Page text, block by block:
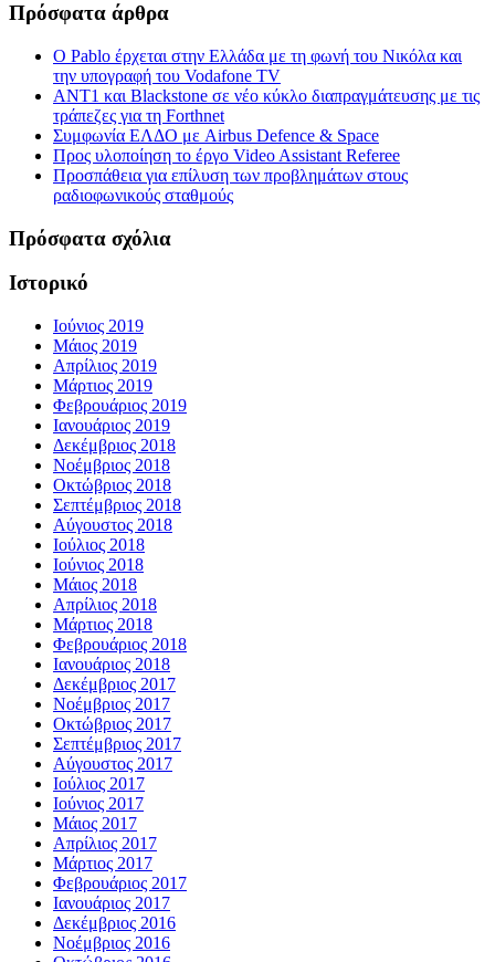
Πρόσφατα άρθρα
Ο Pablo έρχεται στην Ελλάδα με τη φωνή του Νικόλα και
την υπογραφή του Vodafone TV
ΑΝΤ1 και Blackstone σε νέο κύκλο διαπραγμάτευσης με τις
τράπεζες για τη Forthnet
Συμφωνία ΕΛΔΟ με Airbus Defence & Space
Προς υλοποίηση το έργο Video Assistant Referee
Προσπάθεια για επίλυση των προβλημάτων στους
ραδιοφωνικούς σταθμούς
Πρόσφατα σχόλια
Ιστορικό
Ιούνιος 2019
Μάιος 2019
Απρίλιος 2019
Μάρτιος 2019
Φεβρουάριος 2019
Ιανουάριος 2019
Δεκέμβριος 2018
Νοέμβριος 2018
Οκτώβριος 2018
Σεπτέμβριος 2018
Αύγουστος 2018
Ιούλιος 2018
Ιούνιος 2018
Μάιος 2018
Απρίλιος 2018
Μάρτιος 2018
Φεβρουάριος 2018
Ιανουάριος 2018
Δεκέμβριος 2017
Νοέμβριος 2017
Οκτώβριος 2017
Σεπτέμβριος 2017
Αύγουστος 2017
Ιούλιος 2017
Ιούνιος 2017
Μάιος 2017
Απρίλιος 2017
Μάρτιος 2017
Φεβρουάριος 2017
Ιανουάριος 2017
Δεκέμβριος 2016
Νοέμβριος 2016